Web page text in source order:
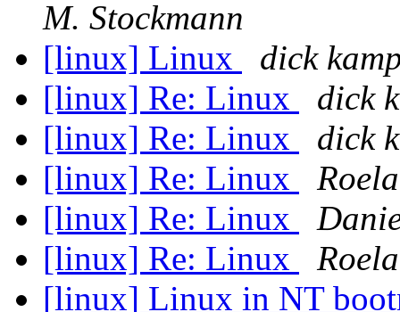
M. Stockmann
[linux] Linux
dick
[linux] Re: Linux
dick
[linux] Re: Linux
dick
[linux] Re: Linux
[linux] Re: Linux
[linux] Re: Linux
[linux] Linux in NT